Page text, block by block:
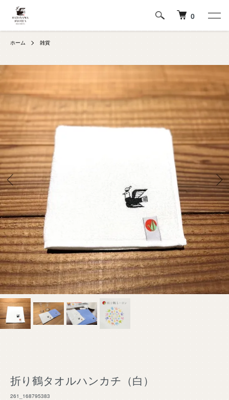
0
ホーム 雑貨
折り鶴タオルハンカチ（白）
261_168795383